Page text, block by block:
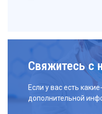
Свяжитесь с
Если у вас есть
дополнительной